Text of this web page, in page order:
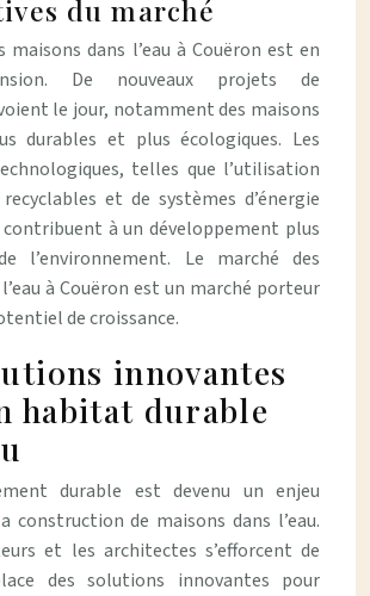
du marché
maisons dans l’eau à Couëron est en
De nouveaux projets de
le jour, notamment des maisons
durables et plus écologiques. Les
telles que l’utilisation
et de systèmes d’énergie
à un développement plus
l’environnement. Le marché des
à Couëron est un marché porteur
de croissance.
innovantes
habitat durable
durable est devenu un enjeu
construction de maisons dans l’eau.
et les architectes s’efforcent de
des solutions innovantes pour